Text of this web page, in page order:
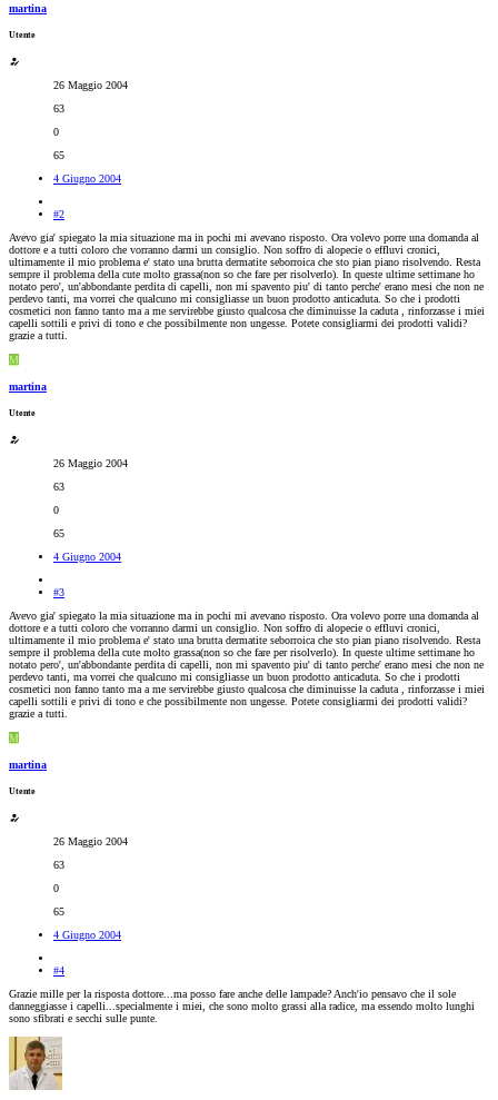
martina
Utente
26 Maggio 2004
63
0
65
4 Giugno 2004
#2
Avevo gia' spiegato la mia situazione ma in pochi mi avevano risposto. Ora volevo porre una domanda al
dottore e a tutti coloro che vorranno darmi un consiglio. Non soffro di alopecie o effluvi cronici,
ultimamente il mio problema e' stato una brutta dermatite seborroica che sto pian piano risolvendo. Resta
sempre il problema della cute molto grassa(non so che fare per risolverlo). In queste ultime settimane ho
notato pero', un'abbondante perdita di capelli, non mi spavento piu' di tanto perche' erano mesi che non ne
perdevo tanti, ma vorrei che qualcuno mi consigliasse un buon prodotto anticaduta. So che i prodotti
cosmetici non fanno tanto ma a me servirebbe giusto qualcosa che diminuisse la caduta , rinforzasse i miei
capelli sottili e privi di tono e che possibilmente non ungesse. Potete consigliarmi dei prodotti validi?
grazie a tutti.
M
martina
Utente
26 Maggio 2004
63
0
65
4 Giugno 2004
#3
Avevo gia' spiegato la mia situazione ma in pochi mi avevano risposto. Ora volevo porre una domanda al
dottore e a tutti coloro che vorranno darmi un consiglio. Non soffro di alopecie o effluvi cronici,
ultimamente il mio problema e' stato una brutta dermatite seborroica che sto pian piano risolvendo. Resta
sempre il problema della cute molto grassa(non so che fare per risolverlo). In queste ultime settimane ho
notato pero', un'abbondante perdita di capelli, non mi spavento piu' di tanto perche' erano mesi che non ne
perdevo tanti, ma vorrei che qualcuno mi consigliasse un buon prodotto anticaduta. So che i prodotti
cosmetici non fanno tanto ma a me servirebbe giusto qualcosa che diminuisse la caduta , rinforzasse i miei
capelli sottili e privi di tono e che possibilmente non ungesse. Potete consigliarmi dei prodotti validi?
grazie a tutti.
M
martina
Utente
26 Maggio 2004
63
0
65
4 Giugno 2004
#4
Grazie mille per la risposta dottore...ma posso fare anche delle lampade? Anch'io pensavo che il sole
danneggiasse i capelli...specialmente i miei, che sono molto grassi alla radice, ma essendo molto lunghi
sono sfibrati e secchi sulle punte.